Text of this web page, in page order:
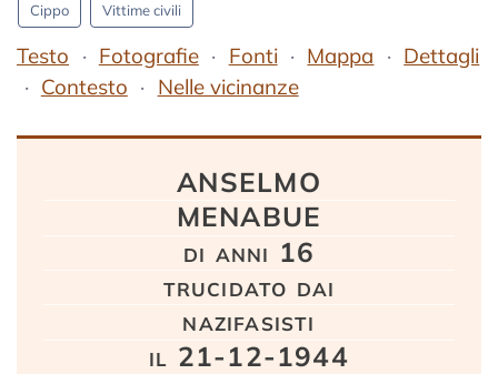
Cippo Vittime civili
Testo Fotografie Fonti Mappa
Dettagli
Contesto
Nelle vicinanze
ANSELMO
MENABUE
di anni 16
trucidato dai
nazifasisti
il 21-12-1944